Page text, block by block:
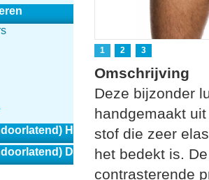
Heren
Dames
1 2 3
Omschrijving
Deze bijzonder
handgemaakt
stof die zeer
het bedekt is.
contrasterende